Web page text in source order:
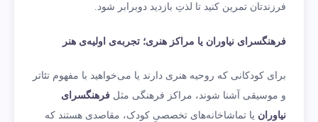
فرزندتان تمرین کنید تا لذتِ بازدید دوبرابر شود.
فرهنگسرای نیاوران یا مراکز هنری؛ تجربه‌ی اولیه‌ی هنر
برای کودکانی که روحیه هنری دارند یا می‌خواهید با مفهوم تئاتر
و موسیقی آشنا شوند، مراکز فرهنگی مثل فرهنگسرای
نیاوران یا تماشاخانه‌های تخصصیِ کودک، مقاصدی هستند که